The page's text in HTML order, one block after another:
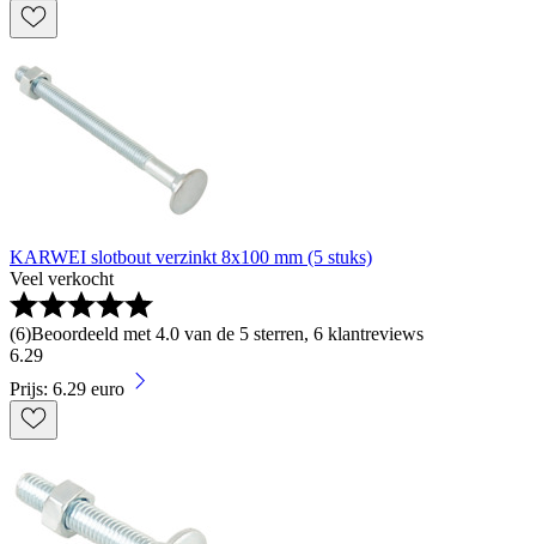
KARWEI slotbout verzinkt 8x100 mm (5 stuks)
Veel verkocht
(6)Beoordeeld met 4.0 van de 5 sterren, 6 klantreviews
6.29
Prijs: 6.29 euro